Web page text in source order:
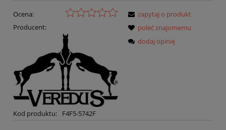
Ocena:
Producent:
Kod produktu: F4F5-5742F
zapytaj o produkt
poleć znajomemu
dodaj opinię